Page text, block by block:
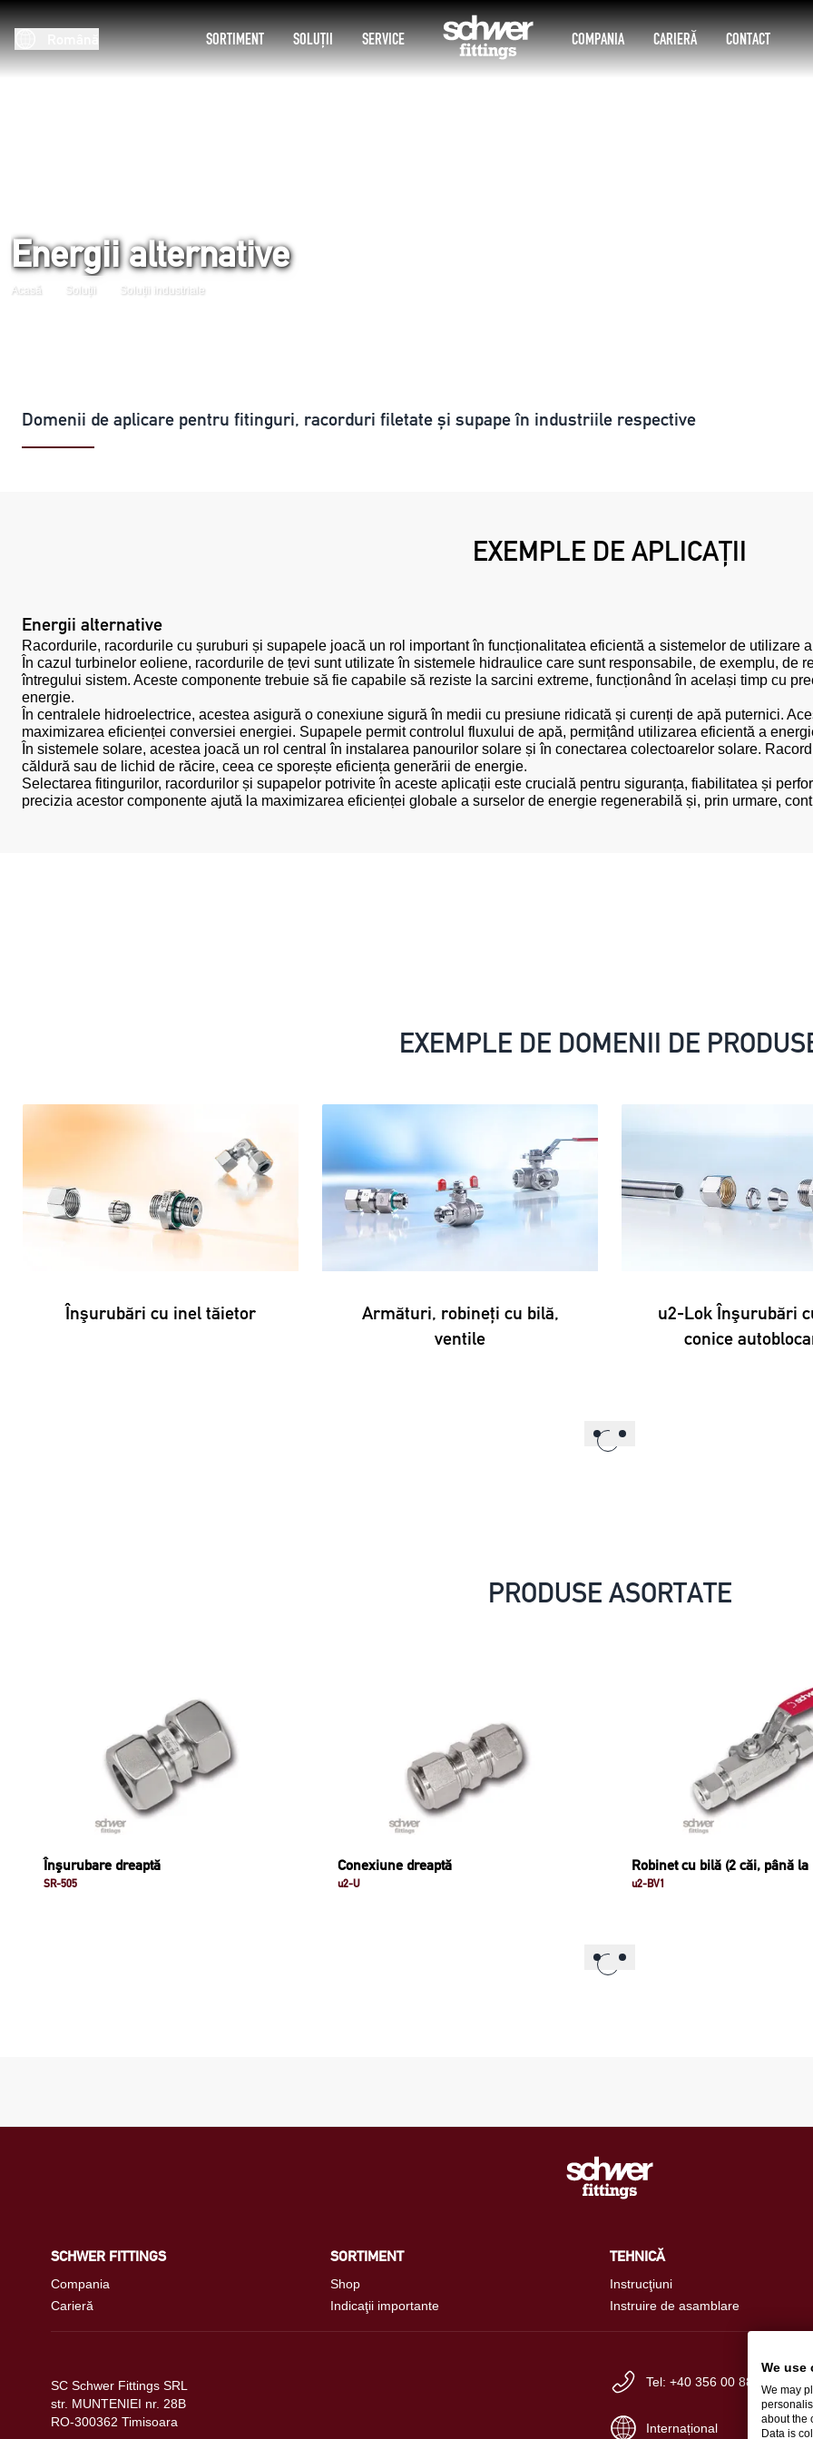
SORTIMENT SOLUȚII SERVICE COMPANIA CARIERĂ CONTACT
Energii alternative
Acasă Soluții Soluții industriale
Domenii de aplicare pentru fitinguri, racorduri filetate și supape în industriile respective
EXEMPLE DE APLICAȚII
Energii alternative
Racordurile, racordurile cu șuruburi și supapele joacă un rol important în funcționalitatea eficientă a sistemelor de utilizare
În cazul turbinelor eoliene, racordurile de țevi sunt utilizate în sistemele hidraulice care sunt responsabile, de exemplu, de
întregului sistem. Aceste componente trebuie să fie capabile să reziste la sarcini extreme, funcționând în același timp cu
energie.
În centralele hidroelectrice, acestea asigură o conexiune sigură în medii cu presiune ridicată și curenți de apă puternici.
maximizarea eficienței conversiei energiei. Supapele permit controlul fluxului de apă, permițând utilizarea eficientă a
În sistemele solare, acestea joacă un rol central în instalarea panourilor solare și în conectarea colectoarelor solare.
căldură sau de lichid de răcire, ceea ce sporește eficiența generării de energie.
Selectarea fitingurilor, racordurilor și supapelor potrivite în aceste aplicații este crucială pentru siguranța, fiabilitatea și
precizia acestor componente ajută la maximizarea eficienței globale a surselor de energie regenerabilă și, prin urmare,
EXEMPLE DE DOMENII DE
Înşurubări cu inel tăietor
Armături, robineţi cu bilă,
ventile
u2-Lok Înşurubări
conice
PRODUSE ASORTATE
Înşurubare dreaptă
SR-505
Conexiune dreaptă
u2-U
Robinet cu bilă (2 căi, până la
u2-BV1
SCHWER FITTINGS
Compania
Carieră
SORTIMENT
Shop
Indicaţii importante
TEHNICĂ
Instrucţiuni
Instruire de asamblare
SC Schwer Fittings SRL
str. MUNTENIEI nr. 28B
RO-300362 Timisoara
Tel: +40 356 00 88 80
Internațional
We use
We may
about the
Data is